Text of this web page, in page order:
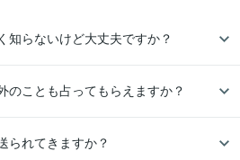
知らないけど大丈夫ですか？
のことも占ってもらえますか？
られてきますか？